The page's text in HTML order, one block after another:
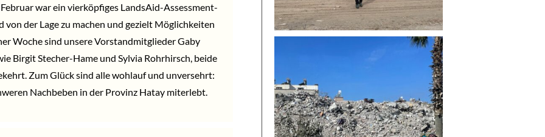
war ein vierköpfiges LandsAid-Assessment-
von der Lage zu machen und gezielt Möglichkeiten
Woche sind unsere Vorstandmitglieder Gaby
Birgit Stecher-Hame und Sylvia Rohrhirsch, beide
Zum Glück sind alle wohlauf und unversehrt:
Nachbeben in der Provinz Hatay miterlebt.